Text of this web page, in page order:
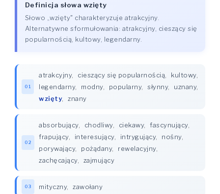
Definicja słowa wzięty
Słowo „wzięty" charakteryzuje atrakcyjny.
Alternatywne sformułowania: atrakcyjny, cieszący się
popularnością, kultowy, legendarny.
01
atrakcyjny, cieszący się popularnością, kultowy,
legendarny, modny, popularny, słynny, uznany,
wzięty, znany
02
absorbujący, chodliwy, ciekawy, fascynujący,
frapujący, interesujący, intrygujący, nośny,
porywający, pożądany, rewelacyjny,
zachęcający, zajmujący
03 mityczny, zawołany